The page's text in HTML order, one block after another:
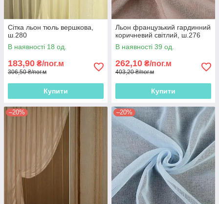
Сітка льон тюль вершкова,
ш.280
В наявності 18 од.
183,90 ₴/пог.м
306,50 ₴/пог.м
Купити
Льон французький гардинний
коричневий світлий, ш.276
В наявності 39 од.
262,10 ₴/пог.м
403,20 ₴/пог.м
Купити
–20% –20%